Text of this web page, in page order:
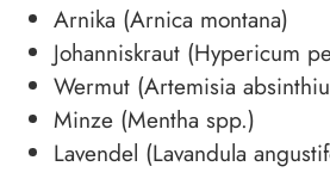
Arnika (Arnica montana)
Johanniskraut (Hypericum
Wermut (Artemisia
Minze (Mentha spp.)
Lavendel (Lavandula